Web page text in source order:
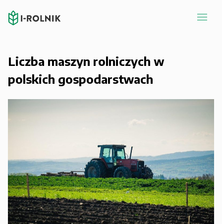
Liczba maszyn rolniczych w
polskich gospodarstwach